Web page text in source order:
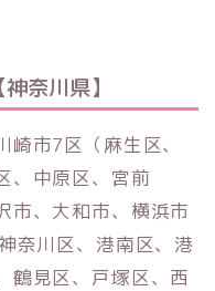
奈川県】
市7区（麻生区、
、中原区、宮前
市、大和市、横浜市
奈川区、港南区、港
鶴見区、戸塚区、西